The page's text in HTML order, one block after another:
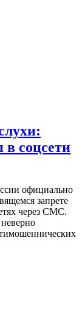
в соцсети
официально
запрете
через СМС.